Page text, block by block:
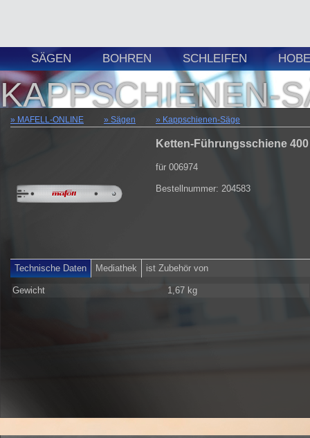
SÄGEN BOHREN SCHLEIFEN
KAPPSCHIENEN-
MAFELL-ONLINE Sägen Kappschienen-Säge
Ketten-Führungsschiene
für 006974
Bestellnummer: 204583
Technische Daten Mediathek ist Zubehör von
Gewicht 1,67 kg